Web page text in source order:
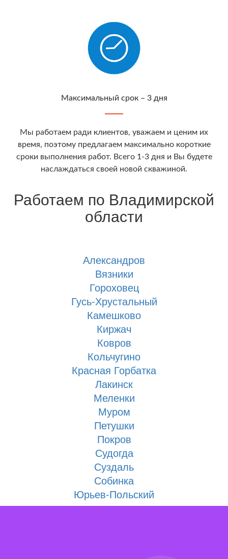
Максимальный срок – 3 дня
Мы работаем ради клиентов, уважаем и ценим их
время, поэтому предлагаем максимально короткие
сроки выполнения работ. Всего 1-3 дня и Вы будете
наслаждаться своей новой скважиной.
Работаем по Владимирской
области
Александров
Вязники
Гороховец
Гусь-Хрустальный
Камешково
Киржач
Ковров
Кольчугино
Красная Горбатка
Лакинск
Меленки
Муром
Петушки
Покров
Судогда
Суздаль
Собинка
Юрьев-Польский